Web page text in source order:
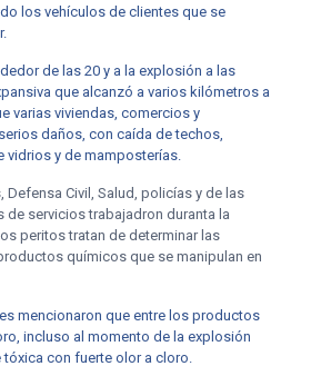
los vehículos de clientes que se
de las 20 y a la explosión a las
que alcanzó a varios kilómetros a
varias viviendas, comercios y
daños, con caída de techos,
vidrios y de mamposterías.
Defensa Civil, Salud, policías y de las
de servicios trabajadron duranta la
peritos tratan de determinar las
químicos que se manipulan en
mencionaron que entre los productos
incluso al momento de la explosión
tóxica con fuerte olor a cloro.